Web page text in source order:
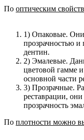
По оптическим
1) Опаковые.
прозрачностью и
дентин.
2) Эмалевые.
цветовой гамме
основной части
3) Прозрачные.
реставрации,
прозрачность
По плотности можно